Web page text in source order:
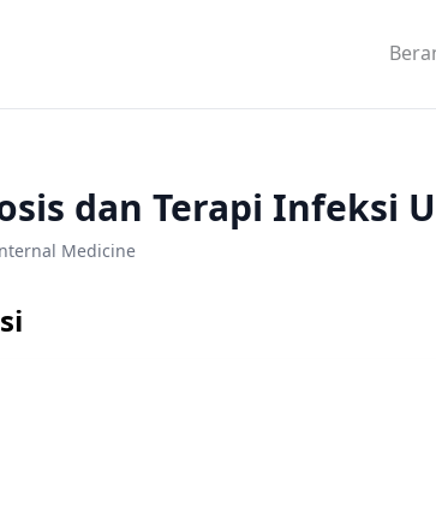
dan Terapi Infeksi
Medicine